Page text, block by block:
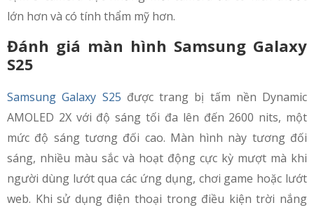
lớn hơn và có tính thẩm mỹ hơn.
Đánh giá màn hình Samsung Galaxy
S25
Samsung Galaxy S25 được trang bị tấm nền Dynamic
AMOLED 2X với độ sáng tối đa lên đến 2600 nits, một
mức độ sáng tương đối cao. Màn hình này tương đối
sáng, nhiều màu sắc và hoạt động cực kỳ mượt mà khi
người dùng lướt qua các ứng dụng, chơi game hoặc lướt
web. Khi sử dụng điện thoại trong điều kiện trời nắng